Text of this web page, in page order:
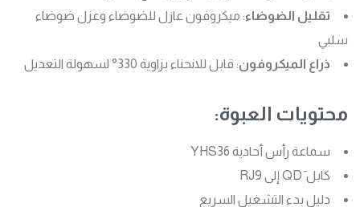
تقليل الضوضاء: ميكروفون عازل للضوضاء وعزل ضوضاء
سلبي
ذراع الميكروفون: قابل للانحناء بزاوية 330° لسهولة التعديل
محتويات العبوة:
سماعة رأس أحادية YHS36
كابل َQD إلى RJ9
دليل بدء التشغيل السريع